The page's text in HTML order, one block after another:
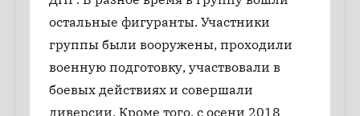
остальные фигуранты. Участники
группы были вооружены, проходили
военную подготовку, участвовали в
боевых действиях и совершали
диверсии. Кроме того, с осени 2018